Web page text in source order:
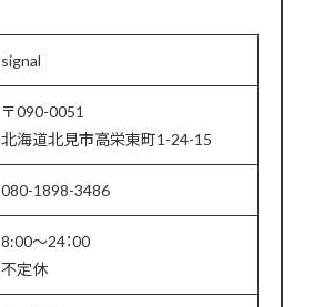
signal
〒090-0051
北海道北見市高栄東町1-24-15
080-1898-3486
8:00～24：00
不定休